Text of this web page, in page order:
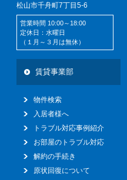
松山市千舟町7丁目5-6
営業時間 10:00～18:00
定休日：水曜日
（１月～３月は無休）
賃貸事業部
物件検索
入居者様へ
トラブル対応事例紹介
お部屋のトラブル対応
解約の手続き
原状回復について